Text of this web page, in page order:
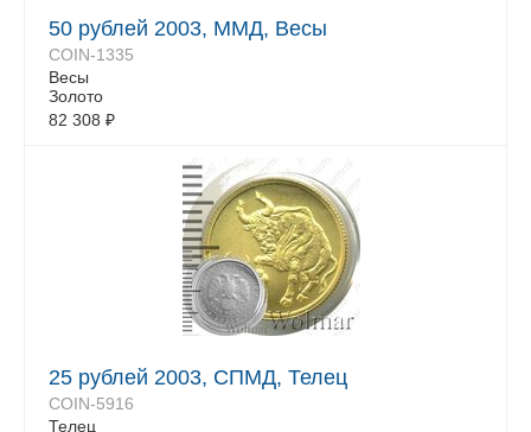
50 рублей 2003, ММД, Весы
COIN-1335
Весы
Золото
82 308 ₽
25 рублей 2003, СПМД, Телец
COIN-5916
Телец